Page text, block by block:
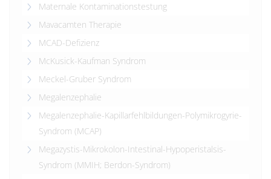
Maternale Kontaminationstestung
Mavacamten Therapie
MCAD-Defizienz
McKusick-Kaufman Syndrom
Meckel-Gruber Syndrom
Megalenzephalie
Megalenzephalie-Kapillarfehlbildungen-Polymikrogyrie-
Syndrom (MCAP)
Megazystis-Mikrokolon-Intestinal-Hypoperistalsis-
Syndrom (MMIH; Berdon-Syndrom)